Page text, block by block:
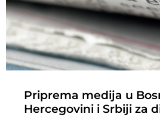
Priprema medija u
Hercegovini i Srbiji za